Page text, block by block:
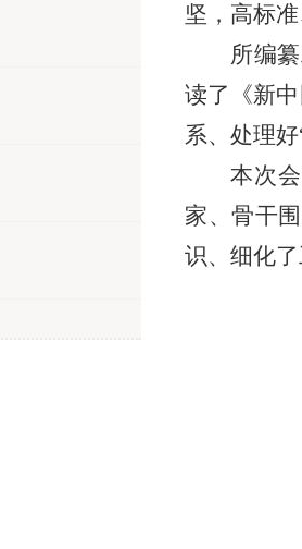
坚，高标
所编
读了《新
系、处理
本次
家、骨干
识、细化